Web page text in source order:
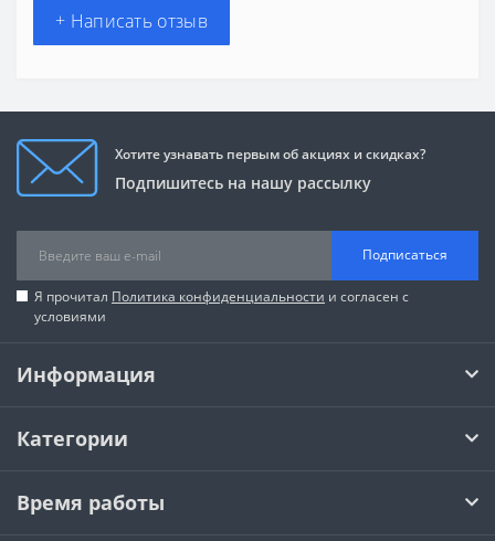
+ Написать отзыв
Хотите узнавать первым об акциях и скидках?
Подпишитесь на нашу рассылку
Подписаться
Я прочитал Политика конфиденциальности и согласен с
условиями
Информация
Категории
Время работы